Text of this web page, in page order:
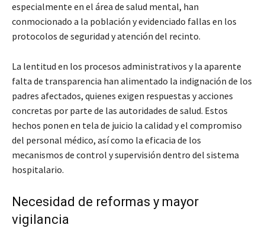
especialmente en el área de salud mental, han
conmocionado a la población y evidenciado fallas en los
protocolos de seguridad y atención del recinto.
La lentitud en los procesos administrativos y la aparente
falta de transparencia han alimentado la indignación de los
padres afectados, quienes exigen respuestas y acciones
concretas por parte de las autoridades de salud. Estos
hechos ponen en tela de juicio la calidad y el compromiso
del personal médico, así como la eficacia de los
mecanismos de control y supervisión dentro del sistema
hospitalario.
Necesidad de reformas y mayor
vigilancia